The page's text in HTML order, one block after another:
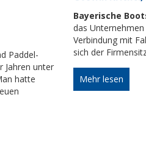
Paddel-
Jahren unter
hatte
Bayerische
das
Verbindung mit
sich der
Mehr lesen